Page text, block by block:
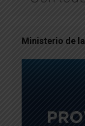
Ministerio de